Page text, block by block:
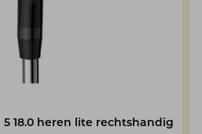
18.0 heren lite rechtshandig